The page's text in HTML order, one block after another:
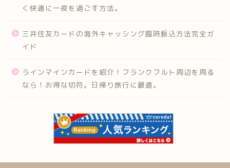
く快適に一夜を過ごす方法。
三井住友カードの海外キャッシング臨時振込方法完全ガ
イド
ラインマインカードを紹介！フランクフルト周辺を周る
なら！お得な切符。日帰り旅行に最適。